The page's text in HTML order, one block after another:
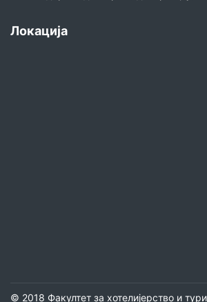
Локација
© 2018 Факултет за хотелијерство и